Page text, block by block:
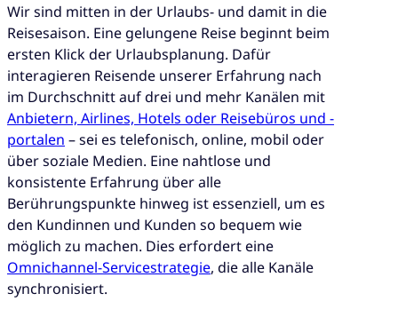
Wir sind mitten in der Urlaubs- und damit in die
Reisesaison. Eine gelungene Reise beginnt beim
ersten Klick der Urlaubsplanung. Dafür
interagieren Reisende unserer Erfahrung nach
im Durchschnitt auf drei und mehr Kanälen mit
Anbietern, Airlines, Hotels oder Reisebüros und -
portalen – sei es telefonisch, online, mobil oder
über soziale Medien. Eine nahtlose und
konsistente Erfahrung über alle
Berührungspunkte hinweg ist essenziell, um es
den Kundinnen und Kunden so bequem wie
möglich zu machen. Dies erfordert eine
Omnichannel-Servicestrategie, die alle Kanäle
synchronisiert.